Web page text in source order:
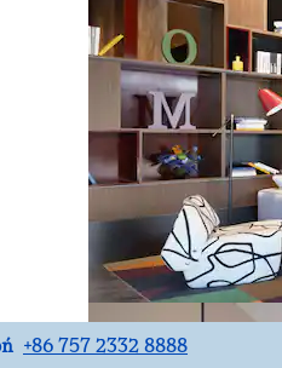
+86 757 2332 8888